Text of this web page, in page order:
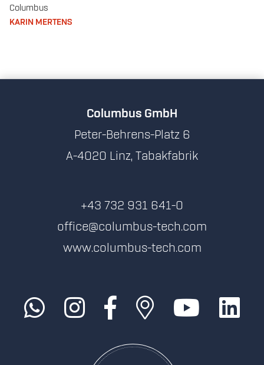
Columbus
KARIN MERTENS
Columbus GmbH
Peter-Behrens-Platz 6
A-4020 Linz, Tabakfabrik
+43 732 931 641-0
office@columbus-tech.com
www.columbus-tech.com